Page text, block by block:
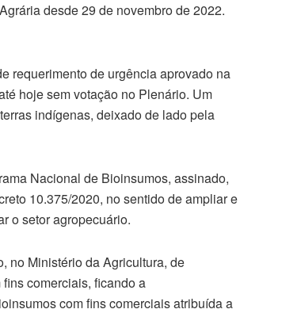
desde 29 de novembro de 2022.
requerimento de urgência aprovado na
hoje sem votação no Plenário. Um
indígenas, deixado de lado pela
Nacional de Bioinsumos, assinado,
10.375/2020, no sentido de ampliar e
o setor agropecuário.
no Ministério da Agricultura, de
comerciais, ficando a
com fins comerciais atribuída a